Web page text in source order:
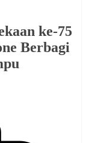
ke-75
Berbagi